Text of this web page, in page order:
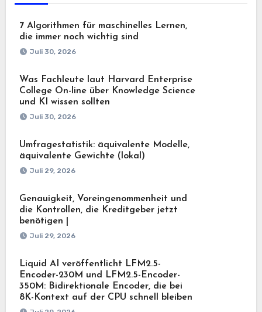
7 Algorithmen für maschinelles Lernen,
die immer noch wichtig sind
Juli 30, 2026
Was Fachleute laut Harvard Enterprise
College On-line über Knowledge Science
und KI wissen sollten
Juli 30, 2026
Umfragestatistik: äquivalente Modelle,
äquivalente Gewichte (lokal)
Juli 29, 2026
Genauigkeit, Voreingenommenheit und
die Kontrollen, die Kreditgeber jetzt
benötigen |
Juli 29, 2026
Liquid AI veröffentlicht LFM2.5-
Encoder-230M und LFM2.5-Encoder-
350M: Bidirektionale Encoder, die bei
8K-Kontext auf der CPU schnell bleiben